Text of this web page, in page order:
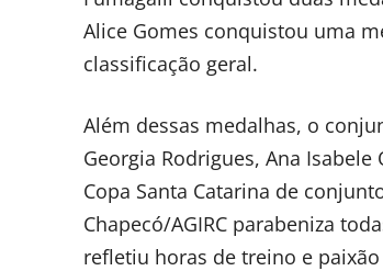
Alice Gomes conquistou uma
classificação geral.
Além dessas medalhas, o
Georgia Rodrigues, Ana
Copa Santa Catarina de
Chapecó/AGIRC parabeniza
refletiu horas de treino e